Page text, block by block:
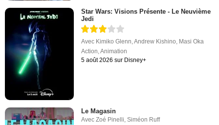
Star Wars: Visions Présente - Le Neuvième
Jedi
Avec Kimiko Glenn,Andrew Kishino, Masi Oka
Action,Animation
5 août 2026 sur Disney+
Le Magasin
AvecZoé Pinelli ,Siméon Ruff